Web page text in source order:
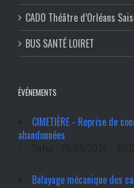
CADO Théâtre d’Orléans
BUS SANTÉ LOIRET
ÉVÉNEMENTS
CIMETIÈRE - Reprise de
abandonnées
Balayage mécanique des